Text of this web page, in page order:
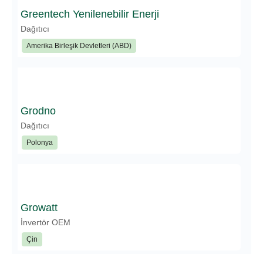
Greentech Yenilenebilir Enerji
Dağıtıcı
Amerika Birleşik Devletleri (ABD)
Grodno
Dağıtıcı
Polonya
Growatt
İnvertör OEM
Çin